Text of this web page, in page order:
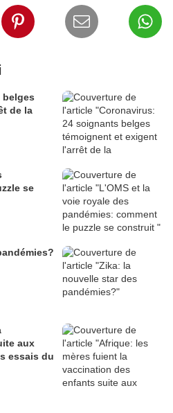
de la
se
aux
essais du